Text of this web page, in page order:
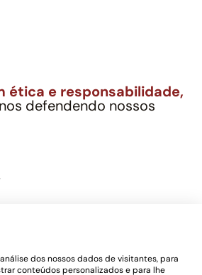
ética e responsabilidade,
defendendo nossos
dos nossos dados de visitantes, para
conteúdos personalizados e para lhe